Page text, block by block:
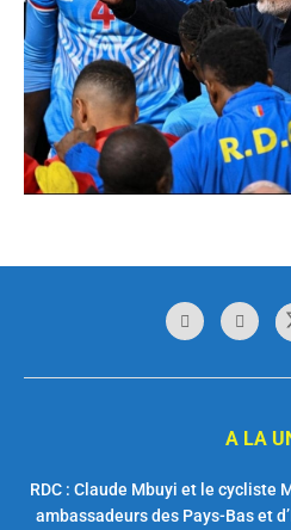
A LA
RDC : Claude Mbuyi et le cycliste
ambassadeurs des Pays-Bas et